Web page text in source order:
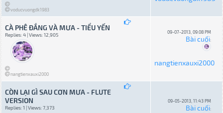
voducvuongdk1983
CÀ PHÊ ĐẮNG VÀ MƯA - TIỂU YẾN
Replies: 4 | Views: 12,905
nangtienxauxi2000
09-07-2013, 09:08 PM
Bài cuối:
nangtienxauxi2000
CÒN LẠI GÌ SAU CƠN MƯA - FLUTE
VERSION
Replies: 1 | Views: 7,373
09-05-2013, 11:43 PM
Bài cuối: